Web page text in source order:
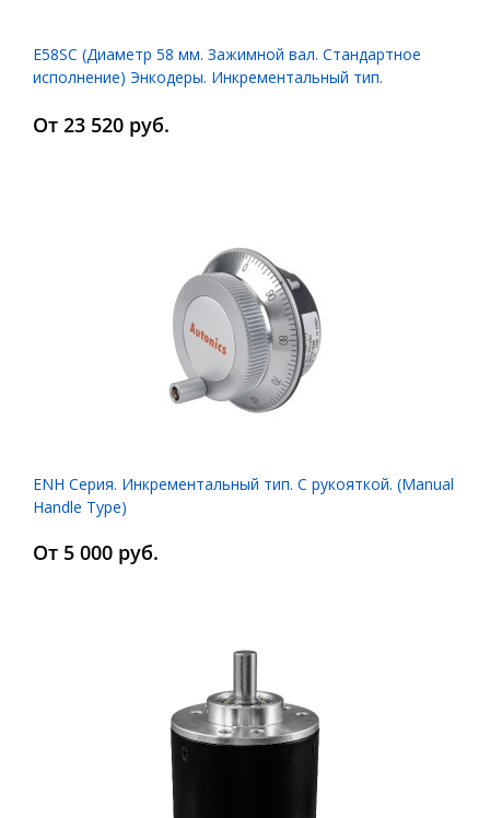
E58SC (Диаметр 58 мм. Зажимной вал. Стандартное
исполнение) Энкодеры. Инкрементальный тип.
От 23 520 руб.
ENH Серия. Инкрементальный тип. С рукояткой. (Manual
Handle Type)
От 5 000 руб.